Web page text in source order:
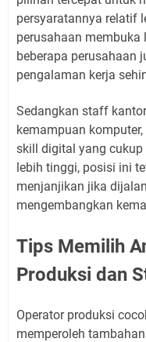
persyaratannya relatif
perusahaan
beberapa perusahaan
pengalaman kerja
Sedangkan staff
kemampuan
skill digital yang
lebih tinggi, posisi ini
menjanjikan jika
mengembangkan
Tips Memilih
Produksi dan
Operator produksi
memperoleh